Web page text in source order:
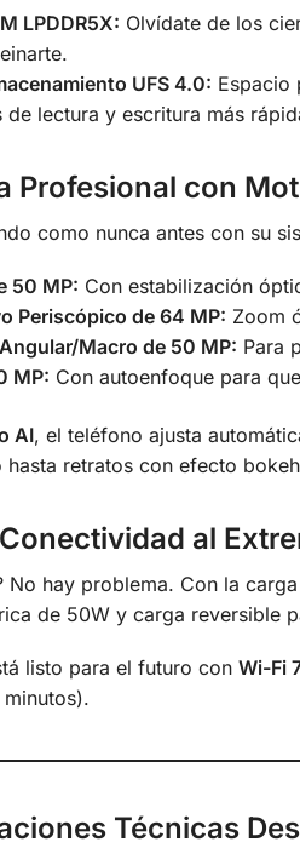
LPDDR5X: Olvídate de los
UFS 4.0: Espacio
de lectura y escritura más
Profesional con
como nunca antes con su
50 MP: Con estabilización
Periscópico de 64 MP: Zoom
Macro de 50 MP: Para
MP: Con autoenfoque para
AI, el teléfono ajusta
hasta retratos con efecto
al
No hay problema. Con la carga
de 50W y carga reversible
listo para el futuro con Wi-Fi
Técnicas